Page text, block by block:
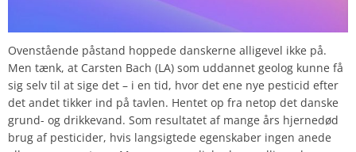
Ovenstående påstand hoppede danskerne alligevel ikke på.
Men tænk, at Carsten Bach (LA) som uddannet geolog kunne få
sig selv til at sige det – i en tid, hvor det ene nye pesticid efter
det andet tikker ind på tavlen. Hentet op fra netop det danske
grund- og drikkevand. Som resultatet af mange års hjernedød
brug af pesticider, hvis langsigtede egenskaber ingen anede